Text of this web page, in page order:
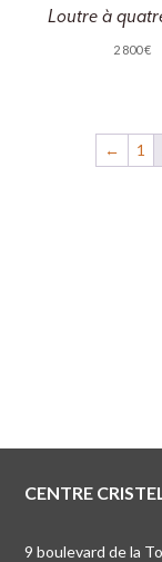
Loutre à
2 800€
← 1
CENTRE
9 boulevard de la